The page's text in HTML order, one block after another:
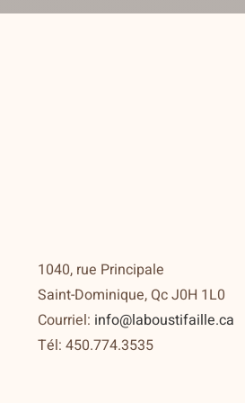
1040, rue Principale
Saint-Dominique, Qc J0H 1L0
Courriel: info@laboustifaille.ca
Tél: 450.774.3535